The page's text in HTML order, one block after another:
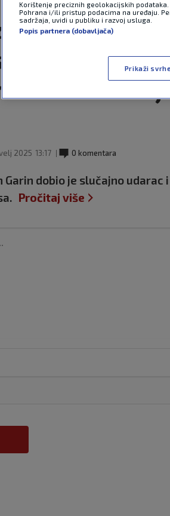
incident
odbio
2025 13:17 0 komentara
dobio je slučajno udarac
Pročitaj više
Korištenje preciznih geolokacijskih
Pohrana i/ili pristup podacima na uređaju.
sadržaja, uvidi u publiku i razvoj usluga.
Popis partnera (dobavljača)
Prikaži svrhe